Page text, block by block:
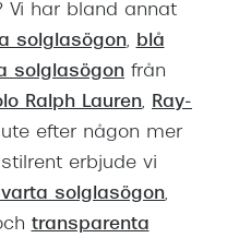
Vi har bland annat
solglasögon,
blå
solglasögon från
Ralph Lauren,
Ray-
efter någon mer
erbjude vi
solglasögon,
transparenta